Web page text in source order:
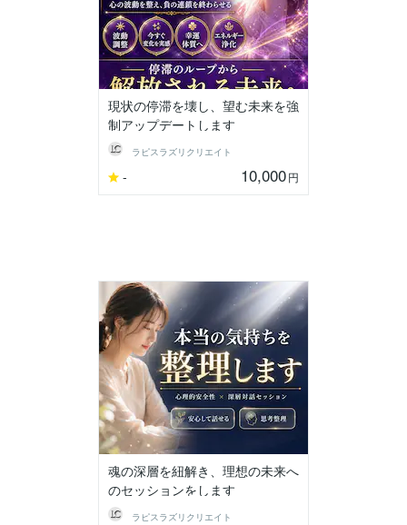
現状の停滞を壊し、望む未来を強
制アップデートします
ラピスラズリクリエイト
- 10,000円
魂の深層を紐解き、理想の未来へ
のセッションをします
ラピスラズリクリエイト